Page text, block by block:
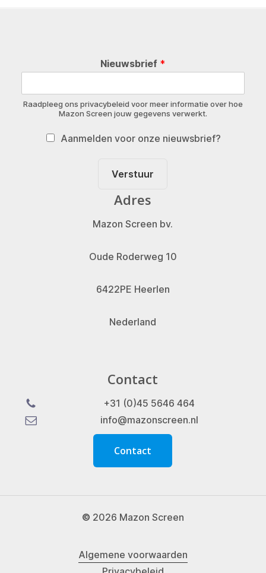
Nieuwsbrief *
Raadpleeg ons privacybeleid voor meer informatie over hoe
Mazon Screen jouw gegevens verwerkt.
Aanmelden voor onze nieuwsbrief?
Verstuur
Adres
Mazon Screen bv.
Oude Roderweg 10
6422PE Heerlen
Nederland
Contact
+31 (0)45 5646 464
info@mazonscreen.nl
Contact
© 2026 Mazon Screen
Algemene voorwaarden